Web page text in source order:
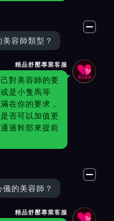
容師類型？
精品舒壓專業客服
對美容師的要
是小隻馬等
在你的要求，
否可以加值更
過幹部來提前
的美容師？
精品舒壓專業客服